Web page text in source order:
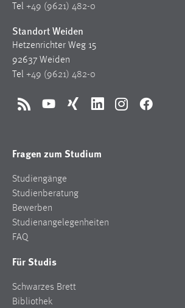
Tel +49 (9621) 482-0
Standort Weiden
Hetzenrichter Weg 15
92637 Weiden
Tel +49 (9621) 482-0
RSS YouTubeXing LinkedInInstagramFacebook
Fragen zum Studium
Studiengänge
Studienberatung
Bewerben
Studienangelegenheiten
FAQ
Für Studis
Schwarzes Brett
Bibliothek